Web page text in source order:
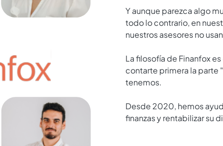
Y aunque parezca algo
todo lo contrario, en
nuestros asesores no
La filosofía de Finanfox
contarte primera la parte
tenemos.
Desde 2020, hemos
finanzas y rentabilizar su